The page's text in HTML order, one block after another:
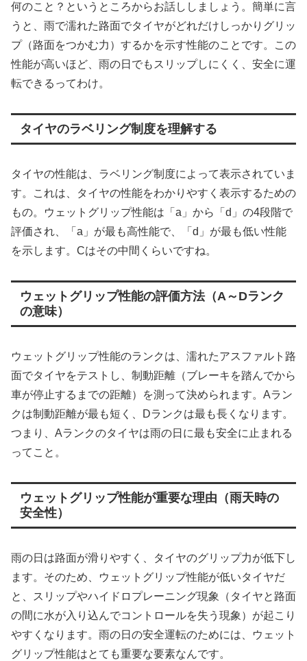
何のこと？というところからお話ししましょう。簡単に言
うと、雨で濡れた路面でタイヤがどれだけしっかりグリッ
プ（路面をつかむ力）するかを示す性能のことです。この
性能が高いほど、雨の日でもスリップしにくく、安全に運
転できるってわけ。
タイヤのラベリング制度を理解する
タイヤの性能は、ラベリング制度によって表示されていま
す。これは、タイヤの性能をわかりやすく表示するための
もの。ウェットグリップ性能は「a」から「d」の4段階で
評価され、「a」が最も高性能で、「d」が最も低い性能
を示します。Cはその中間くらいですね。
ウェットグリップ性能の評価方法（A～Dランク
の意味）
ウェットグリップ性能のランクは、濡れたアスファルト路
面でタイヤをテストし、制動距離（ブレーキを踏んでから
車が停止するまでの距離）を測って決められます。Aラン
クは制動距離が最も短く、Dランクは最も長くなります。
つまり、Aランクのタイヤは雨の日に最も安全に止まれる
ってこと。
ウェットグリップ性能が重要な理由（雨天時の
安全性）
雨の日は路面が滑りやすく、タイヤのグリップ力が低下し
ます。そのため、ウェットグリップ性能が低いタイヤだ
と、スリップやハイドロプレーニング現象（タイヤと路面
の間に水が入り込んでコントロールを失う現象）が起こり
やすくなります。雨の日の安全運転のためには、ウェット
グリップ性能はとても重要な要素なんです。